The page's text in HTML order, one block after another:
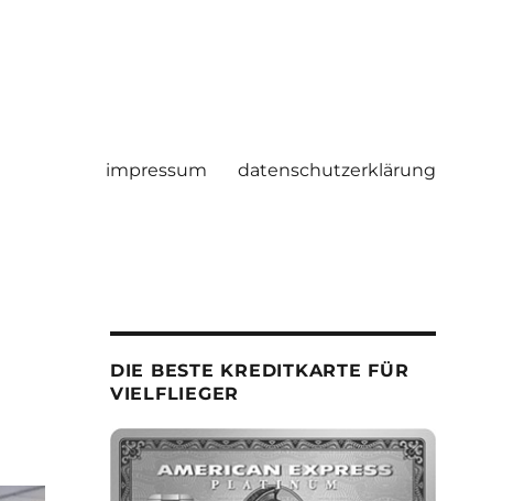
impressum datenschutzerklärung
DIE BESTE KREDITKARTE FÜR
VIELFLIEGER